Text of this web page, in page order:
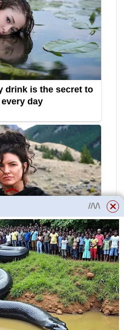
přísně
dusíkatých
ji zvýšit! V